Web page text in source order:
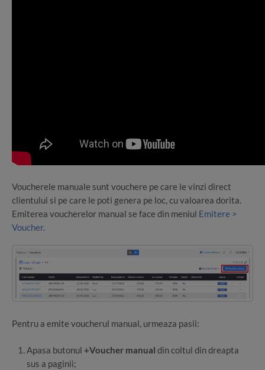
Voucherele manuale sunt vouchere pe care le vinzi direct
clientului si pe care le poti genera pe loc, cu valoarea dorita.
Emiterea voucherelor manual se face din meniul Emitere >
Voucher.
Pentru a emite voucherul manual, urmeaza pasii:
Apasa butonul +Voucher manual din coltul din dreapta
sus a paginii;